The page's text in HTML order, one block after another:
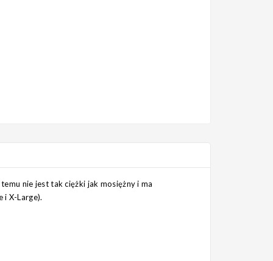
nie jest tak ciężki jak mosiężny i ma
i X-Large).